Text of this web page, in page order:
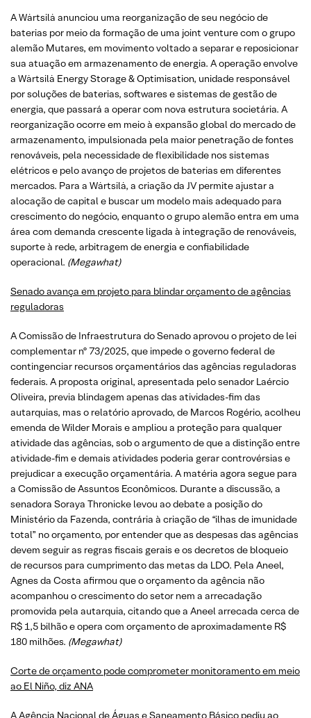
A Wärtsilä anunciou uma reorganização de seu negócio de
baterias por meio da formação de uma joint venture com o grupo
alemão Mutares, em movimento voltado a separar e reposicionar
sua atuação em armazenamento de energia. A operação envolve
a Wärtsilä Energy Storage & Optimisation, unidade responsável
por soluções de baterias, softwares e sistemas de gestão de
energia, que passará a operar com nova estrutura societária. A
reorganização ocorre em meio à expansão global do mercado de
armazenamento, impulsionada pela maior penetração de fontes
renováveis, pela necessidade de flexibilidade nos sistemas
elétricos e pelo avanço de projetos de baterias em diferentes
mercados. Para a Wärtsilä, a criação da JV permite ajustar a
alocação de capital e buscar um modelo mais adequado para
crescimento do negócio, enquanto o grupo alemão entra em uma
área com demanda crescente ligada à integração de renováveis,
suporte à rede, arbitragem de energia e confiabilidade
operacional. (Megawhat)
Senado avança em projeto para blindar orçamento de agências
reguladoras
A Comissão de Infraestrutura do Senado aprovou o projeto de lei
complementar nº 73/2025, que impede o governo federal de
contingenciar recursos orçamentários das agências reguladoras
federais. A proposta original, apresentada pelo senador Laércio
Oliveira, previa blindagem apenas das atividades-fim das
autarquias, mas o relatório aprovado, de Marcos Rogério, acolheu
emenda de Wilder Morais e ampliou a proteção para qualquer
atividade das agências, sob o argumento de que a distinção entre
atividade-fim e demais atividades poderia gerar controvérsias e
prejudicar a execução orçamentária. A matéria agora segue para
a Comissão de Assuntos Econômicos. Durante a discussão, a
senadora Soraya Thronicke levou ao debate a posição do
Ministério da Fazenda, contrária à criação de “ilhas de imunidade
total” no orçamento, por entender que as despesas das agências
devem seguir as regras fiscais gerais e os decretos de bloqueio
de recursos para cumprimento das metas da LDO. Pela Aneel,
Agnes da Costa afirmou que o orçamento da agência não
acompanhou o crescimento do setor nem a arrecadação
promovida pela autarquia, citando que a Aneel arrecada cerca de
R$ 1,5 bilhão e opera com orçamento de aproximadamente R$
180 milhões. (Megawhat)
Corte de orçamento pode comprometer monitoramento em meio
ao El Niño, diz ANA
A Agência Nacional de Águas e Saneamento Básico pediu ao